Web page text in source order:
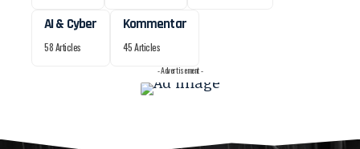
AI & Cyber
58 Articles
Kommentar
45 Articles
- Advertisement -